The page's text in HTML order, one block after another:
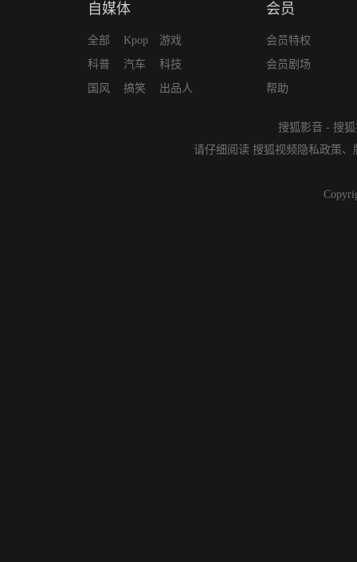
自媒体
全部
科普
国风
Kpop
汽车
搞笑
游戏
科技
出品人
会员
会员特权
会员剧场
帮助
搜狐影音 - 搜
请仔细阅读 搜狐视频隐私政策、